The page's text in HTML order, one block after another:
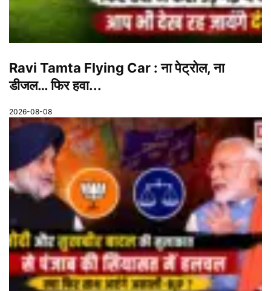
Ravi Tamta Flying Car : ना पेट्रोल, ना
डीजल… फिर हवा...
2026-08-08